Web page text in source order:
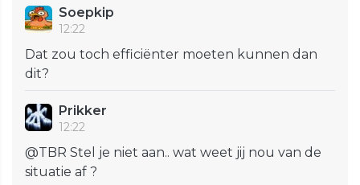
Soepkip
12:22
Dat zou toch efficiënter moeten kunnen dan
dit?
Prikker
12:22
@TBR Stel je niet aan.. wat weet jij nou van de
situatie af ?